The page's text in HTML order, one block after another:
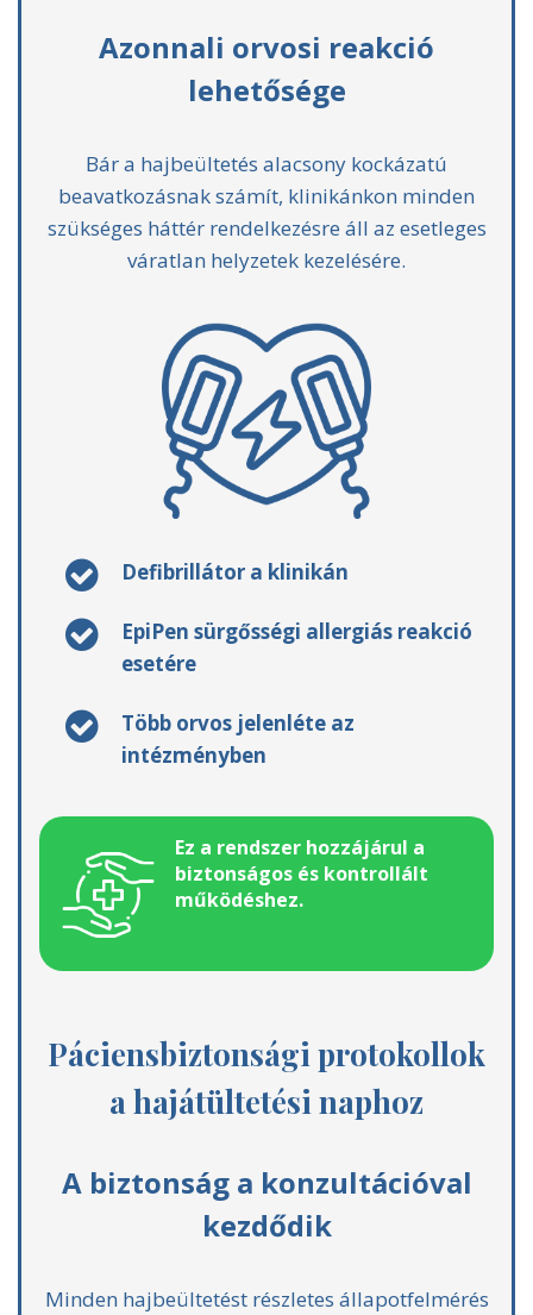
Azonnali orvosi reakció
lehetősége
Bár a hajbeültetés alacsony kockázatú
beavatkozásnak számít, klinikánkon minden
szükséges háttér rendelkezésre áll az esetleges
váratlan helyzetek kezelésére.
Defibrillátor a klinikán
EpiPen sürgősségi allergiás reakció
esetére
Több orvos jelenléte az
intézményben
Ez a rendszer hozzájárul a
biztonságos és kontrollált
működéshez.
Páciensbiztonsági protokollok
a hajátültetési naphoz
A biztonság a konzultációval
kezdődik
Minden hajbeültetést részletes állapotfelmérés